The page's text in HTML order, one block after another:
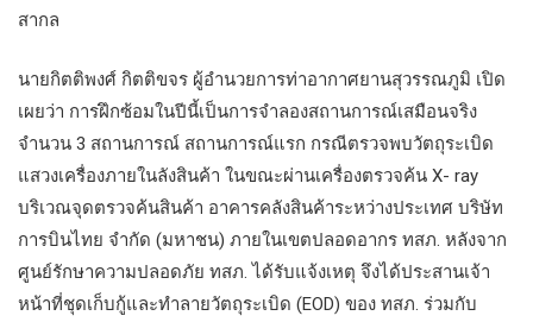
สากล
นายกิตติพงศ์ กิตติขจร ผู้อำนวยการท่าอากาศยานสุวรรณภูมิ เปิด
เผยว่า การฝึกซ้อมในปีนี้เป็นการจำลองสถานการณ์เสมือนจริง
จำนวน 3 สถานการณ์ สถานการณ์แรก กรณีตรวจพบวัตถุระเบิด
แสวงเครื่องภายในลังสินค้า ในขณะผ่านเครื่องตรวจค้น X- ray
บริเวณจุดตรวจค้นสินค้า อาคารคลังสินค้าระหว่างประเทศ บริษัท
การบินไทย จำกัด (มหาชน) ภายในเขตปลอดอากร ทสภ. หลังจาก
ศูนย์รักษาความปลอดภัย ทสภ. ได้รับแจ้งเหตุ จึงได้ประสานเจ้า
หน้าที่ชุดเก็บกู้และทำลายวัตถุระเบิด (EOD) ของ ทสภ. ร่วมกับ